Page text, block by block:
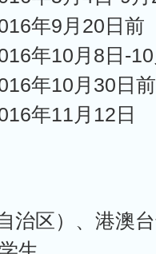
年9月20日前
年10月8日-
年10月30日前
年11月12日
治区）、港澳